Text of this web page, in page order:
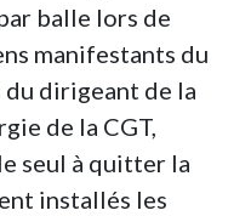
balle lors de
manifestants du
du dirigeant de la
de la CGT,
seul à quitter la
installés les